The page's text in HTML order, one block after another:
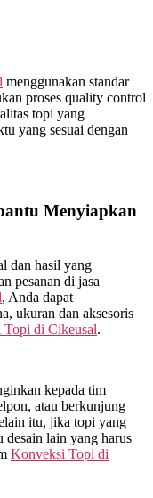
menggunakan standar
proses quality control
topi yang
yang sesuai dengan
Menyiapkan
dan hasil yang
pesanan di jasa
, Anda dapat
ukuran dan aksesoris
Topi di Cikeusal.
kepada tim
atau berkunjung
itu, jika topi yang
desain lain yang harus
Konveksi Topi di